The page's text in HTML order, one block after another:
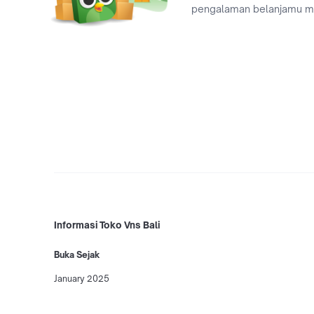
pengalaman belanjamu
Informasi Toko Vns Bali
Buka Sejak
January 2025